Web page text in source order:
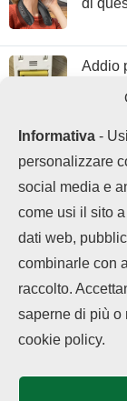
Informativa -
personalizzare
social media e
come usi il sito
dati web,
combinarle con
raccolto.
saperne di più o
cookie policy.
di
Addio
Chi siamo